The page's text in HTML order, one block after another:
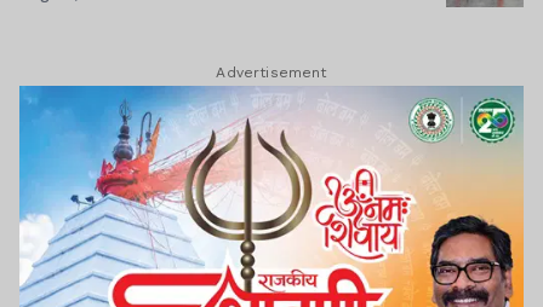
Advertisement